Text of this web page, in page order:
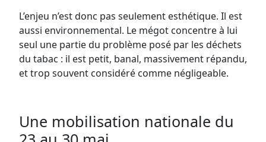
L’enjeu n’est donc pas seulement esthétique. Il est
aussi environnemental. Le mégot concentre à lui
seul une partie du problème posé par les déchets
du tabac : il est petit, banal, massivement répandu,
et trop souvent considéré comme négligeable.
Une mobilisation nationale du